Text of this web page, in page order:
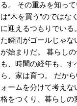
る。 その重みを知っ
は“木を買う”のではな
に迎えるつもりでいる
た瞬間がゴールじゃな
が始まりだ。 暮らし
も、時間の経年も、
ら、家は育つ。 だか
ォームを分けて考え
格をつくり、暮らしの